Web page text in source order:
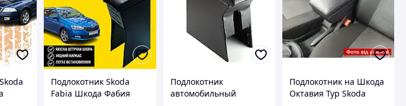
Подлокотник Skoda
Fabia Шкода Фабия
Подлокотник
автомобильный
Подлокотник на Шкода
Октавия Тур Skoda